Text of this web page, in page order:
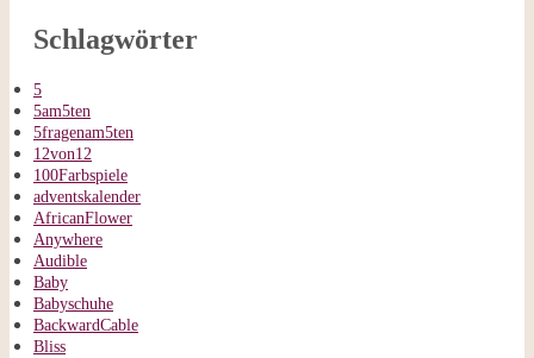
Schlagwörter
5
5am5ten
5fragenam5ten
12von12
100Farbspiele
adventskalender
AfricanFlower
Anywhere
Audible
Baby
Babyschuhe
BackwardCable
Bliss